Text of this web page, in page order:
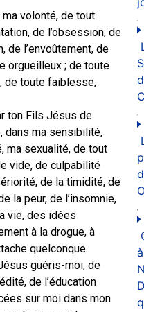
volonté, de tout
de l’obsession, de
de l’envoûtement, de
orgueilleux ; de toute
de toute faiblesse,
ton Fils Jésus de
dans ma sensibilité,
ma sexualité, de tout
vide, de culpabilité
de la timidité, de
la peur, de l’insomnie,
vie, des idées
à la drogue, à
quelconque.
guéris-moi, de
de l’éducation
sur moi dans mon
à